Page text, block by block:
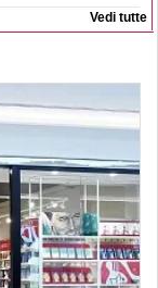
Vedi tutte